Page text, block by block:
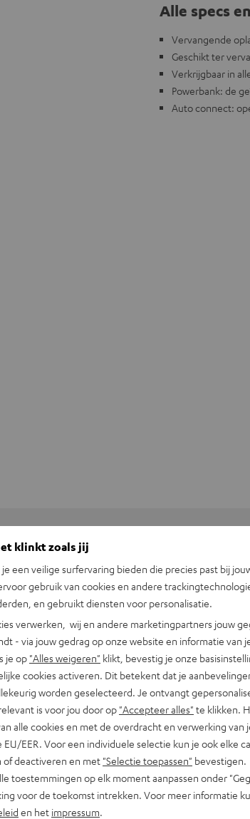
Alle specs
Vervangende
Geschikt ter
Verkrijgbaar in
Powerbank: de
Auto connect:
+31 (0)20
klinkt zoals jij
je een veilige surfervaring bieden die precies past bij
gebruik van cookies en andere
en gebruikt diensten voor personalisatie.
verwerken, wij en andere marketingpartners jouw
- via jouw gedrag op onze website en informatie van
je op "Alles weigeren" klikt, bevestig je onze
cookies activeren. Dit betekent dat je
worden geselecteerd. Je ontvangt
is voor jou door op "Accepteer alles" te klikken.
alle cookies en met de overdracht en verwerking van
EU/EER. Voor een individuele selectie kun je ook elke
of deactiveren en met "Selectie toepassen" bevestigen.
toestemmingen op elk moment aanpassen onder
voor de toekomst intrekken. Voor meer informatie
en het impressum